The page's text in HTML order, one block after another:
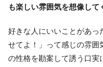
も楽しい雰囲気を想像して
好きな人にいいことがあっ
せてよ！」って感じの雰囲
の性格を勘案して誘う口実